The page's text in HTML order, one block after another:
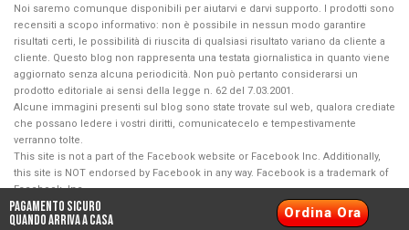
Pagamento Sicuro
quando arriva a casa Ordina Ora
Noi saremo comunque disponibili per aiutarvi e darvi supporto. I prodotti sono
recensiti a scopo informativo: non è possibile in nessun modo garantire
risultati certi, le possibilità di riuscita di qualsiasi risultato variano da cliente a
cliente. Questo blog non rappresenta una testata giornalistica in quanto viene
aggiornato senza alcuna periodicità. Non può pertanto considerarsi un
prodotto editoriale ai sensi della legge n. 62 del 7.03.2001.
Alcune immagini presenti sul blog sono state trovate sul web, qualora crediate
che possano ledere i vostri diritti, comunicatecelo e tempestivamente
verranno tolte.
This site is not a part of the Facebook website or Facebook Inc. Additionally,
this site is NOT endorsed by Facebook in any way. Facebook is a trademark of
Facebook, Inc
Contattaci
Cookie Policy